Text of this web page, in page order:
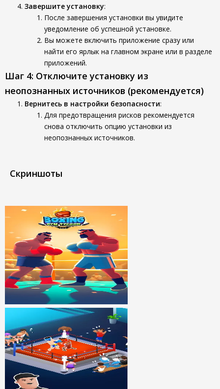
Завершите установку:
После завершения установки вы увидите
уведомление об успешной установке.
Вы можете включить приложение сразу или
найти его ярлык на главном экране или в разделе
приложений.
Шаг 4: Отключите установку из
неопознанных источников (рекомендуется)
Вернитесь в настройки безопасности:
Для предотвращения рисков рекомендуется
снова отключить опцию установки из
неопознанных источников.
Скриншоты